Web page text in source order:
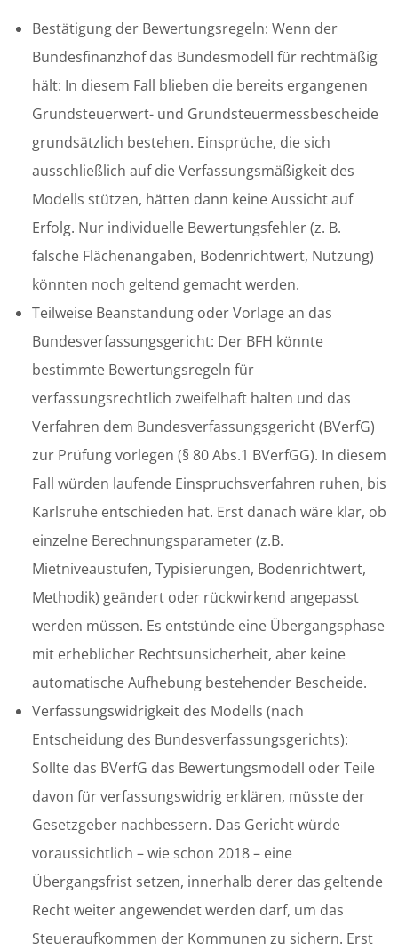
Bestätigung der Bewertungsregeln: Wenn der
Bundesfinanzhof das Bundesmodell für rechtmäßig
hält: In diesem Fall blieben die bereits ergangenen
Grundsteuerwert- und Grundsteuermessbescheide
grundsätzlich bestehen. Einsprüche, die sich
ausschließlich auf die Verfassungsmäßigkeit des
Modells stützen, hätten dann keine Aussicht auf
Erfolg. Nur individuelle Bewertungsfehler (z. B.
falsche Flächenangaben, Bodenrichtwert, Nutzung)
könnten noch geltend gemacht werden.
Teilweise Beanstandung oder Vorlage an das
Bundesverfassungsgericht: Der BFH könnte
bestimmte Bewertungsregeln für
verfassungsrechtlich zweifelhaft halten und das
Verfahren dem Bundesverfassungsgericht (BVerfG)
zur Prüfung vorlegen (§ 80 Abs.1 BVerfGG). In diesem
Fall würden laufende Einspruchsverfahren ruhen, bis
Karlsruhe entschieden hat. Erst danach wäre klar, ob
einzelne Berechnungsparameter (z.B.
Mietniveaustufen, Typisierungen, Bodenrichtwert,
Methodik) geändert oder rückwirkend angepasst
werden müssen. Es entstünde eine Übergangsphase
mit erheblicher Rechtsunsicherheit, aber keine
automatische Aufhebung bestehender Bescheide.
Verfassungswidrigkeit des Modells (nach
Entscheidung des Bundesverfassungsgerichts):
Sollte das BVerfG das Bewertungsmodell oder Teile
davon für verfassungswidrig erklären, müsste der
Gesetzgeber nachbessern. Das Gericht würde
voraussichtlich – wie schon 2018 – eine
Übergangsfrist setzen, innerhalb derer das geltende
Recht weiter angewendet werden darf, um das
Steueraufkommen der Kommunen zu sichern. Erst